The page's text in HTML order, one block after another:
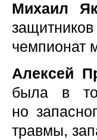
Михаил
чемпионат
Алексей
была в
но
травмы,